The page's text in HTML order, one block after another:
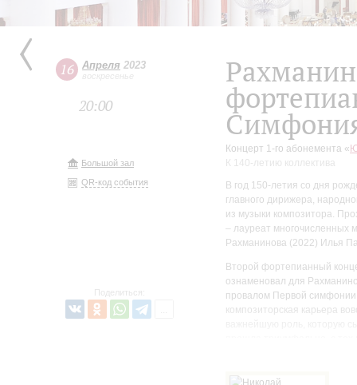
16 Апреля 2023
воскресенье
20:00
Большой зал
QR-код события
Поделиться:
Концерт 1-го абонемента «
К 140-летию коллектива
В год 150-летия со дня
главного дирижера,
из музыки композитора.
– лауреат многочисленных
Рахманинова (2022) Илья
Второй фортепианный
ознаменовал для
провалом Первой симфонии.
композиторская карьера
Появление Второй